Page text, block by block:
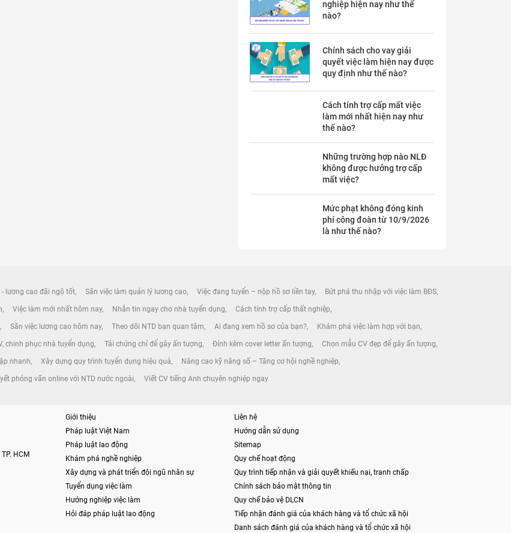
nghiệp hiện nay như thế
nào?
Chính sách cho vay giải
quyết việc làm hiện nay được
quy định như thế nào?
Cách tính trợ cấp mất việc
làm mới nhất hiện nay như
thế nào?
Những trường hợp nào NLĐ
không được hưởng trợ cấp
mất việc?
Mức phạt không đóng kinh
phí công đoàn từ 10/9/2026
là như thế nào?
lương cao đãi ngộ tốt Săn việc làm quản lý lương cao Việc đang tuyển – nộp hồ sơ liền tay Bứt phá thu nhập với việc làm BĐS
Việc làm mới nhất hôm nay Nhắn tin ngay cho nhà tuyển dụng Cách tính trợ cấp thất nghiệp
Săn việc lương cao hôm nay Theo dõi NTD bạn quan tâm Ai đang xem hồ sơ của bạn? Khám phá việc làm hợp với bạn
chinh phục nhà tuyển dụng Tải chứng chỉ để gây ấn tượng Đính kèm cover letter ấn tượng Chọn mẫu CV đẹp để gây ấn tượng
nhanh Xây dựng quy trình tuyển dụng hiệu quả Nâng cao kỹ năng số – Tăng cơ hội nghề nghiệp
phỏng vấn online với NTD nước ngoài Viết CV tiếng Anh chuyên nghiệp ngay
HCM
Giới thiệu
Pháp luật Việt Nam
Pháp luật lao động
Khám phá nghề nghiệp
Xây dựng và phát triển đội ngũ nhân sự
Tuyển dụng việc làm
Hướng nghiệp việc làm
Hỏi đáp pháp luật lao động
Liên hệ
Hướng dẫn sử dụng
Sitemap
Quy chế hoạt động
Quy trình tiếp nhận và giải quyết khiếu nại, tranh chấp
Chính sách bảo mật thông tin
Quy chế bảo vệ DLCN
Tiếp nhận đánh giá của khách hàng và tổ chức xã hội
Danh sách đánh giá của khách hàng và tổ chức xã hội